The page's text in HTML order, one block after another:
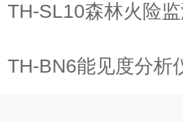
TH-SL10森林火险
TH-BN6能见度分析